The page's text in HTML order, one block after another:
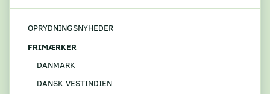
OPRYDNINGSNYHEDER
FRIMÆRKER
DANMARK
DANSK VESTINDIEN